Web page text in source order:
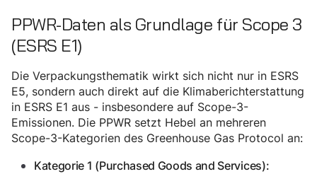
PPWR-Daten als Grundlage für Scope 3
(ESRS E1)
Die Verpackungsthematik wirkt sich nicht nur in ESRS
E5, sondern auch direkt auf die Klimaberichterstattung
in ESRS E1 aus - insbesondere auf Scope-3-
Emissionen. Die PPWR setzt Hebel an mehreren
Scope-3-Kategorien des Greenhouse Gas Protocol an:
Kategorie 1 (Purchased Goods and Services):